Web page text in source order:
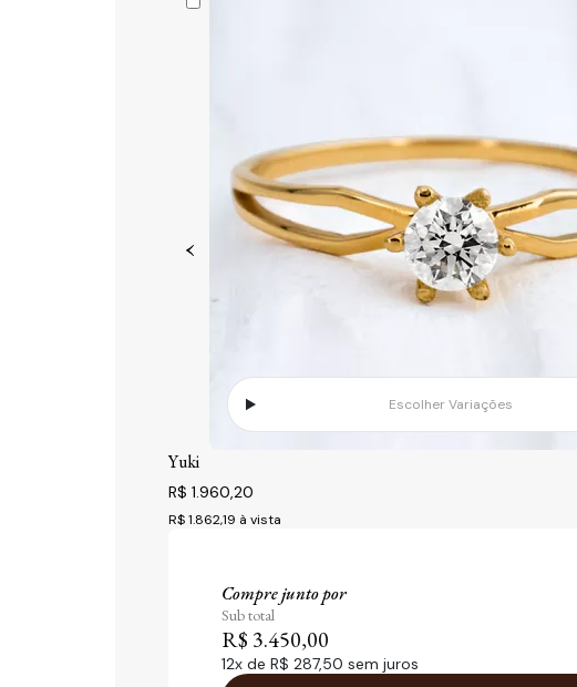
Escolher Variações
Yuki
R$ 1.960,20
R$ 1.862,19 à vista
Compre junto por
Sub total
R$ 3.450,00
12x de R$ 287,50 sem juros